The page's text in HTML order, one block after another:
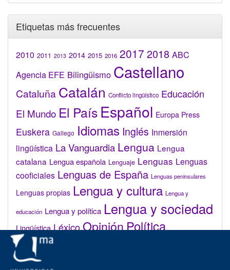
Etiquetas más frecuentes
2010 2011 2013 2014 2015 2016 2017 2018 ABC
Agencia EFE Bilingüismo Castellano
Cataluña Catalán Conflicto lingüístico Educación
El Mundo El País Español Europa Press
Euskera Gallego Idiomas Inglés Inmersión
lingüística La Vanguardia Lengua Lengua
catalana Lengua española Lenguaje Lenguas Lenguas
cooficiales Lenguas de España Lenguas peninsulares
Lenguas propias Lengua y cultura Lengua y
educación Lengua y política Lengua y sociedad
Lingüística LéxicoOpiniónPolítica
lingüística
Valenciano